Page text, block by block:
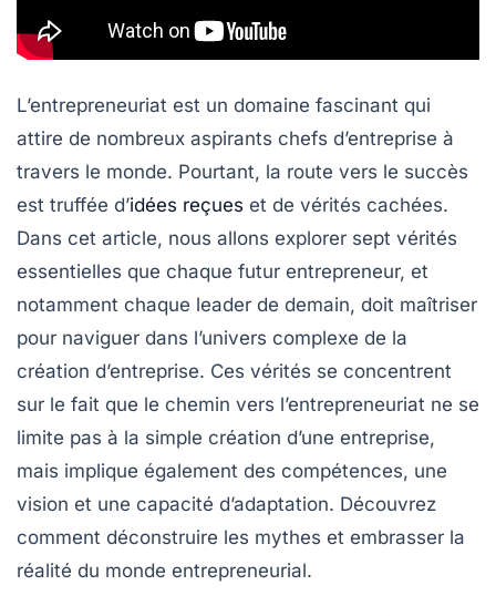
L’entrepreneuriat est un domaine fascinant qui
attire de nombreux aspirants chefs d’entreprise à
travers le monde. Pourtant, la route vers le succès
est truffée d’idées reçues et de vérités cachées.
Dans cet article, nous allons explorer sept vérités
essentielles que chaque futur entrepreneur, et
notamment chaque leader de demain, doit maîtriser
pour naviguer dans l’univers complexe de la
création d’entreprise. Ces vérités se concentrent
sur le fait que le chemin vers l’entrepreneuriat ne se
limite pas à la simple création d’une entreprise,
mais implique également des compétences, une
vision et une capacité d’adaptation. Découvrez
comment déconstruire les mythes et embrasser la
réalité du monde entrepreneurial.